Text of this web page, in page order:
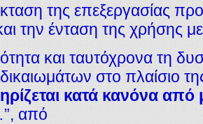
της επεξεργασίας
την ένταση της χρήσης
και ταυτόχρονα τη
στο πλαίσιο
κατά κανόνα από
από